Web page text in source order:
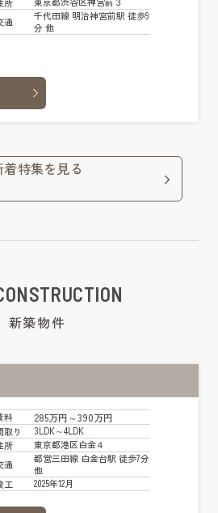
通
千代田線 明治神宮前駅 徒歩9
分 他
着特集を見る
新築物件
料 285万円～390万円
取り
3LDK～4LDK
所
東京都港区白金４
通
都営三田線 白金台駅 徒歩7分
他
工
2025年12月